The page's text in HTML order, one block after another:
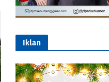
Iklan